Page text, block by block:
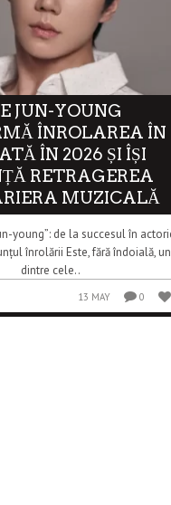
JUN-YOUNG
ÎNROLAREA ÎN
ÎN 2026 ȘI ÎȘI
RETRAGEREA
MUZICALĂ
young”: de la succesul în
înrolării Este, fără îndoială,
dintre cele..
13 MAY 0